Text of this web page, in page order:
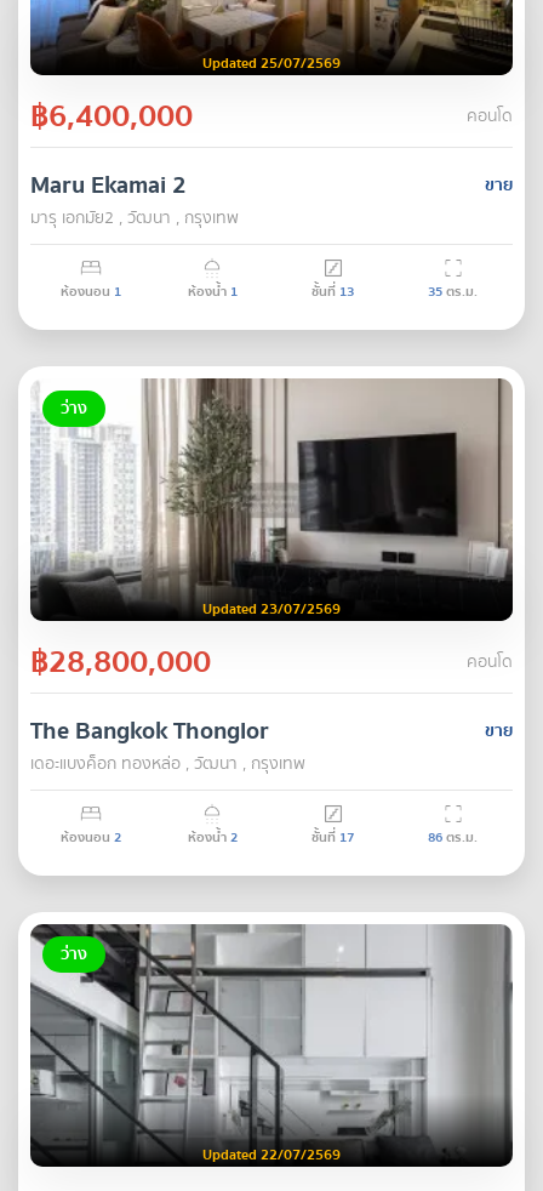
Updated 25/07/2569
฿6,400,000 คอนโด
ขาย
Maru Ekamai 2
มารุ เอกมัย2 , วัฒนา , กรุงเทพ
ห้องนอน 1 ห้องน้ำ 1 ชั้นที่ 13 35ตร.ม.
ว่าง
Updated 23/07/2569
฿28,800,000 คอนโด
ขาย
The Bangkok Thonglor
เดอะแบงค็อก ทองหล่อ , วัฒนา , กรุงเทพ
ห้องนอน 2 ห้องน้ำ2 ชั้นที่ 17 86ตร.ม.
ว่าง
Updated 22/07/2569